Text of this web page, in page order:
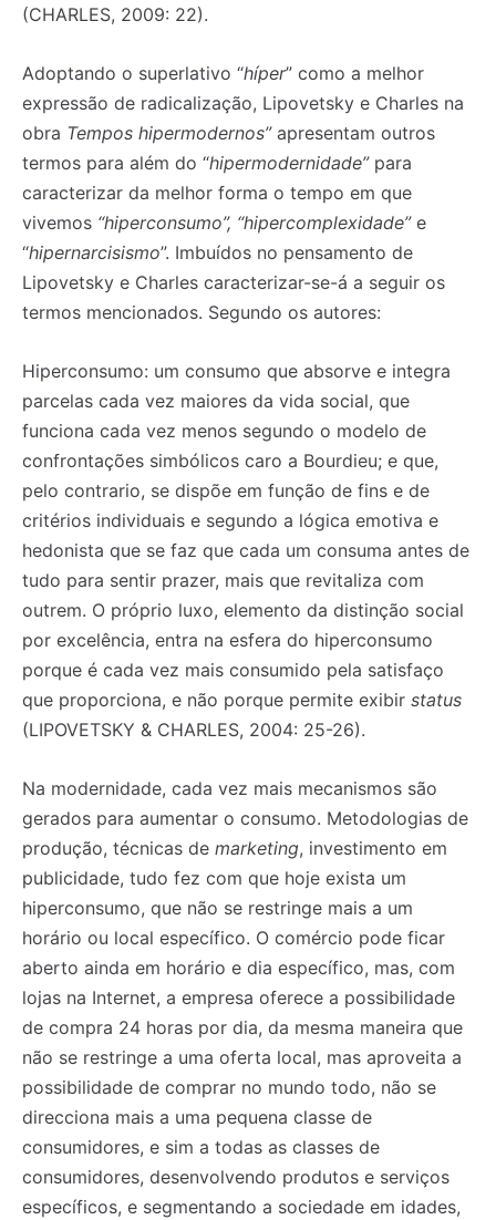
(CHARLES, 2009: 22).
Adoptando o superlativo “híper” como a melhor
expressão de radicalização, Lipovetsky e Charles na
obra Tempos hipermodernos” apresentam outros
termos para além do “hipermodernidade”para
caracterizar da melhor forma o tempo em que
vivemos “hiperconsumo”, “hipercomplexidade” e
“hipernarcisismo”. Imbuídos no pensamento de
Lipovetsky e Charles caracterizar-se-á a seguir os
termos mencionados. Segundo os autores:
Hiperconsumo: um consumo que absorve e integra
parcelas cada vez maiores da vida social, que
funciona cada vez menos segundo o modelo de
confrontações simbólicos caro a Bourdieu; e que,
pelo contrario, se dispõe em função de fins e de
critérios individuais e segundo a lógica emotiva e
hedonista que se faz que cada um consuma antes de
tudo para sentir prazer, mais que revitaliza com
outrem. O próprio luxo, elemento da distinção social
por excelência, entra na esfera do hiperconsumo
porque é cada vez mais consumido pela satisfaço
que proporciona, e não porque permite exibir status
(LIPOVETSKY & CHARLES, 2004: 25-26).
Na modernidade, cada vez mais mecanismos são
gerados para aumentar o consumo. Metodologias de
produção, técnicas de marketing, investimento em
publicidade, tudo fez com que hoje exista um
hiperconsumo, que não se restringe mais a um
horário ou local específico. O comércio pode ficar
aberto ainda em horário e dia específico, mas, com
lojas na Internet, a empresa oferece a possibilidade
de compra 24 horas por dia, da mesma maneira que
não se restringe a uma oferta local, mas aproveita a
possibilidade de comprar no mundo todo, não se
direcciona mais a uma pequena classe de
consumidores, e sim a todas as classes de
consumidores, desenvolvendo produtos e serviços
específicos, e segmentando a sociedade em idades,